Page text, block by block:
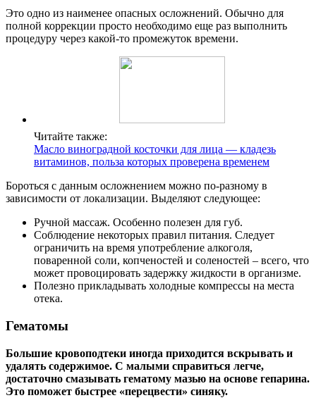
Это одно из наименее опасных осложнений. Обычно для
полной коррекции просто необходимо еще раз выполнить
процедуру через какой-то промежуток времени.
Читайте также:
Масло виноградной косточки для лица — кладезь
витаминов, польза которых проверена временем
Бороться с данным осложнением можно по-разному в
зависимости от локализации. Выделяют следующее:
Ручной массаж. Особенно полезен для губ.
Соблюдение некоторых правил питания. Следует
ограничить на время употребление алкоголя,
поваренной соли, копченостей и соленостей – всего, что
может провоцировать задержку жидкости в организме.
Полезно прикладывать холодные компрессы на места
отека.
Гематомы
Большие кровоподтеки иногда приходится вскрывать и
удалять содержимое. С малыми справиться легче,
достаточно смазывать гематому мазью на основе гепарина.
Это поможет быстрее «перецвести» синяку.